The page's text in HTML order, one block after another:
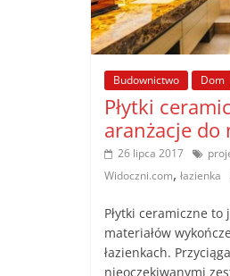
Budownictwo Dom
Płytki
aranżacje do
26 lipca 2017
Widoczni.com, łazienka
Płytki ceramiczne
materiałów
łazienkach.
nieoczekiwanymi